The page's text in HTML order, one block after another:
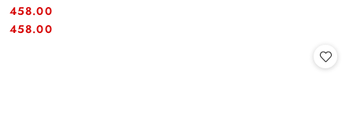
Cena:
458.00
Cena:
458.00